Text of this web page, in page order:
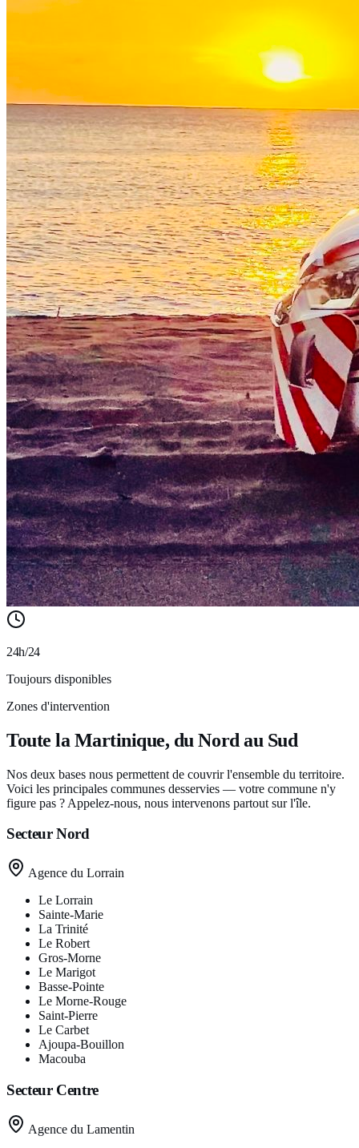
24h/24
Toujours disponibles
Zones d'intervention
Toute la Martinique, du Nord au Sud
Nos deux bases nous permettent de couvrir l'ensemble du territoire.
Voici les principales communes desservies — votre commune n'y
figure pas ? Appelez-nous, nous intervenons partout sur l'île.
SecteurNord
Agence du Lorrain
Le Lorrain
Sainte-Marie
La Trinité
Le Robert
Gros-Morne
Le Marigot
Basse-Pointe
Le Morne-Rouge
Saint-Pierre
Le Carbet
Ajoupa-Bouillon
Macouba
Secteur Centre
Agence du Lamentin